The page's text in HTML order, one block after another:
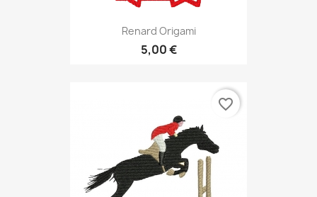
Renard Origami
5,00 €
favorite_border